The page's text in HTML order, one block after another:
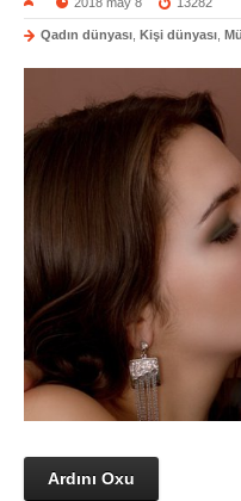
Qadın dünyası Kişi dünyası
Ardını Oxu